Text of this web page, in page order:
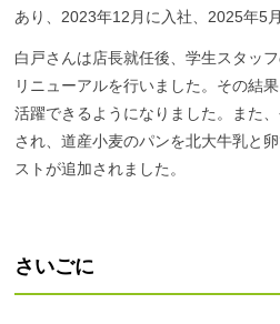
あり、2023年12月に入社、2025年5
白戸さんは店長就任後、学生スタッ
リニューアルを行いました。その結
活躍できるようになりました。また
され、道産小麦のパンを北大牛乳と
ストが追加されました。
さいごに